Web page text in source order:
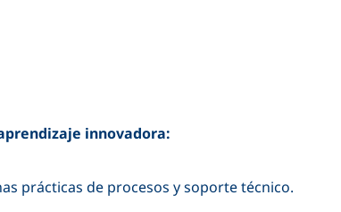
innovadora:
prácticas de procesos y soporte técnico.